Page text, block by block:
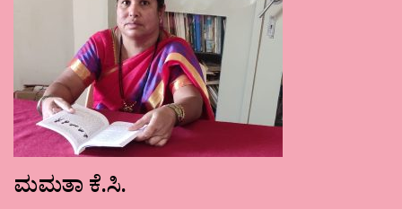
ಮಮತಾ ಕೆ.ಸಿ.